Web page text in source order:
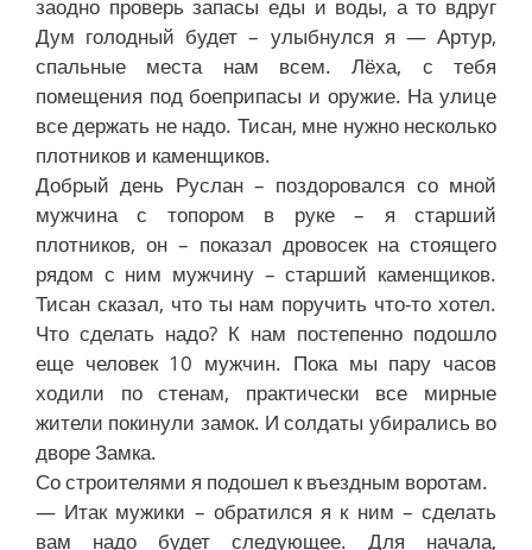
заодно проверь запасы еды и воды, а то вдруг
Дум голодный будет – улыбнулся я — Артур,
спальные места нам всем. Лёха, с тебя
помещения под боеприпасы и оружие. На улице
все держать не надо. Тисан, мне нужно несколько
плотников и каменщиков.
Добрый день Руслан – поздоровался со мной
мужчина с топором в руке – я старший
плотников, он – показал дровосек на стоящего
рядом с ним мужчину – старший каменщиков.
Тисан сказал, что ты нам поручить что-то хотел.
Что сделать надо? К нам постепенно подошло
еще человек 10 мужчин. Пока мы пару часов
ходили по стенам, практически все мирные
жители покинули замок. И солдаты убирались во
дворе Замка.
Со строителями я подошел к въездным воротам.
— Итак мужики – обратился я к ним – сделать
вам надо будет следующее. Для начала,